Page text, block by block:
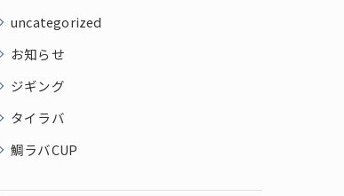
uncategorized
お知らせ
ジギング
タイラバ
鯛ラバCUP